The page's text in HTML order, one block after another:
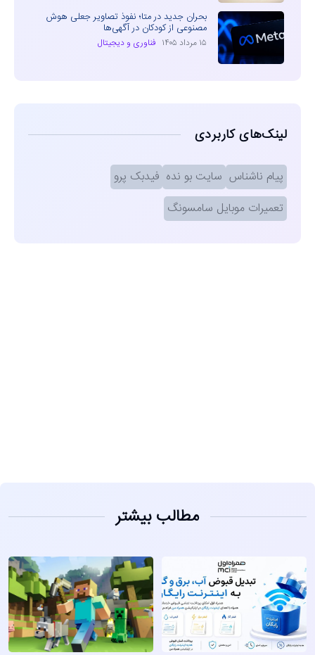
بحران جدید در متا؛ نفوذ تصاویر جعلی هوش
مصنوعی از کودکان در آگهی‌ها
۱۵ مرداد ۱۴۰۵ فناوری و دیجیتال
لینک‌های کاربردی
پیام ناشناس سایت بو نده فیدبک پرو
تعمیرات موبایل سامسونگ
مطالب بیشتر